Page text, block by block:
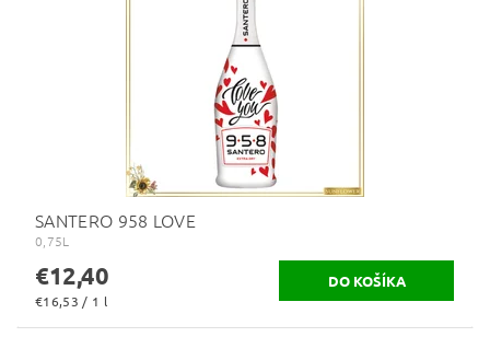
SANTERO 958 LOVE
0,75L
€12,40
€16,53 / 1 l